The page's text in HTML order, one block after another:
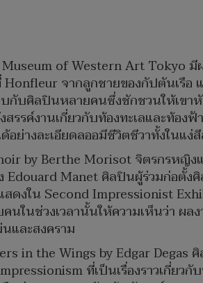
of Western Art Tokyo มี
Honfleur จากลูกชายของกัปตันเรือ
กับศิลปินหลายคนซึ่งชักชวนให้เขา
รรค์งานเกี่ยวกับท้องทะเลและท้อง
อย่างละเอียดลออมีชีวิตชีวาทั้งในแ
by Berthe Morisot จิตรกรหญิ
Edouard Manet ศิลปินผู้ร่วมก่อตั้ง
สดงใน Second Impressionist
ในช่วงเวลานั้นให้ความเห็นว่า ผล
และสงคราม
in the Wings by Edgar Degas
ที่เป็นเรื่องราวเกี่ยว